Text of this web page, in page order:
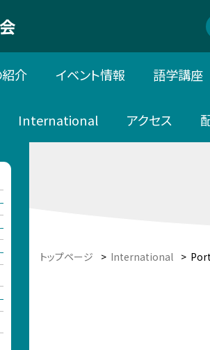
介 イベント情報 語学講座
International アクセス
トップページ > International >